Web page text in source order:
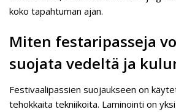
koko tapahtuman ajan.
Miten festaripasseja
suojata vedeltä ja
Festivaalipassien suojaukseen on
tehokkaita tekniikoita. Laminointi on